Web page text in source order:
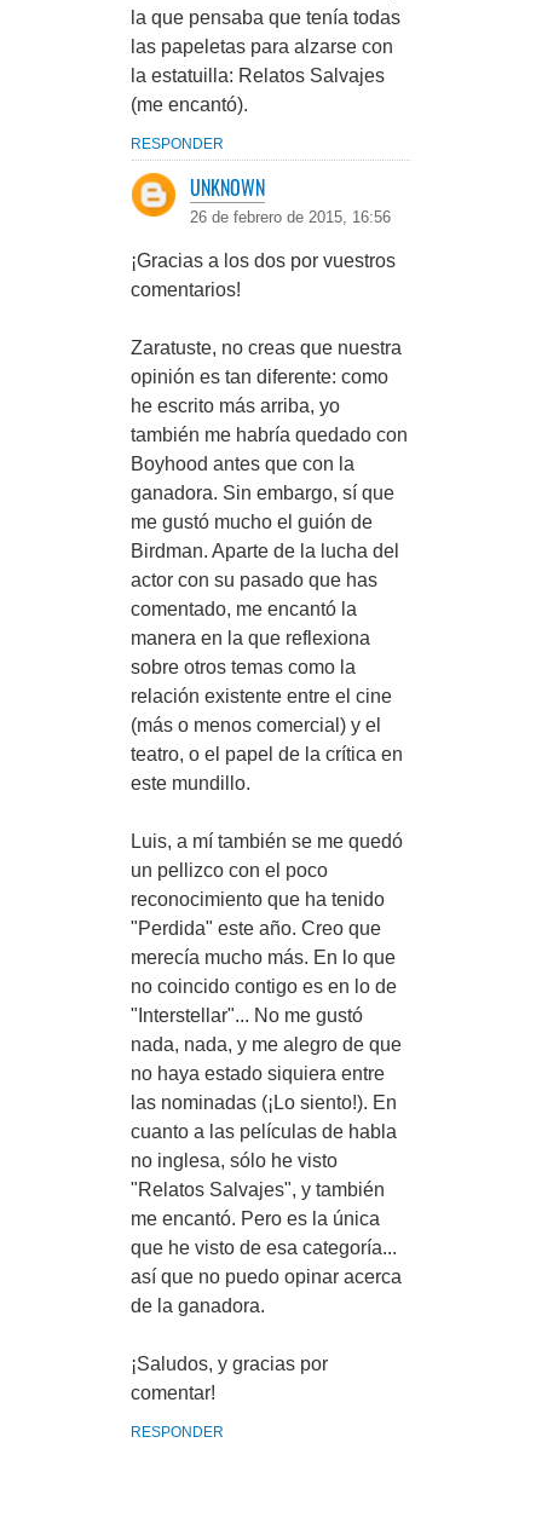
la que pensaba que tenía todas
las papeletas para alzarse con
la estatuilla: Relatos Salvajes
(me encantó).
RESPONDER
UNKNOWN
26 de febrero de 2015, 16:56
¡Gracias a los dos por vuestros
comentarios!
Zaratuste, no creas que nuestra
opinión es tan diferente: como
he escrito más arriba, yo
también me habría quedado con
Boyhood antes que con la
ganadora. Sin embargo, sí que
me gustó mucho el guión de
Birdman. Aparte de la lucha del
actor con su pasado que has
comentado, me encantó la
manera en la que reflexiona
sobre otros temas como la
relación existente entre el cine
(más o menos comercial) y el
teatro, o el papel de la crítica en
este mundillo.
Luis, a mí también se me quedó
un pellizco con el poco
reconocimiento que ha tenido
"Perdida" este año. Creo que
merecía mucho más. En lo que
no coincido contigo es en lo de
"Interstellar"... No me gustó
nada, nada, y me alegro de que
no haya estado siquiera entre
las nominadas (¡Lo siento!). En
cuanto a las películas de habla
no inglesa, sólo he visto
"Relatos Salvajes", y también
me encantó. Pero es la única
que he visto de esa categoría...
así que no puedo opinar acerca
de la ganadora.
¡Saludos, y gracias por
comentar!
RESPONDER